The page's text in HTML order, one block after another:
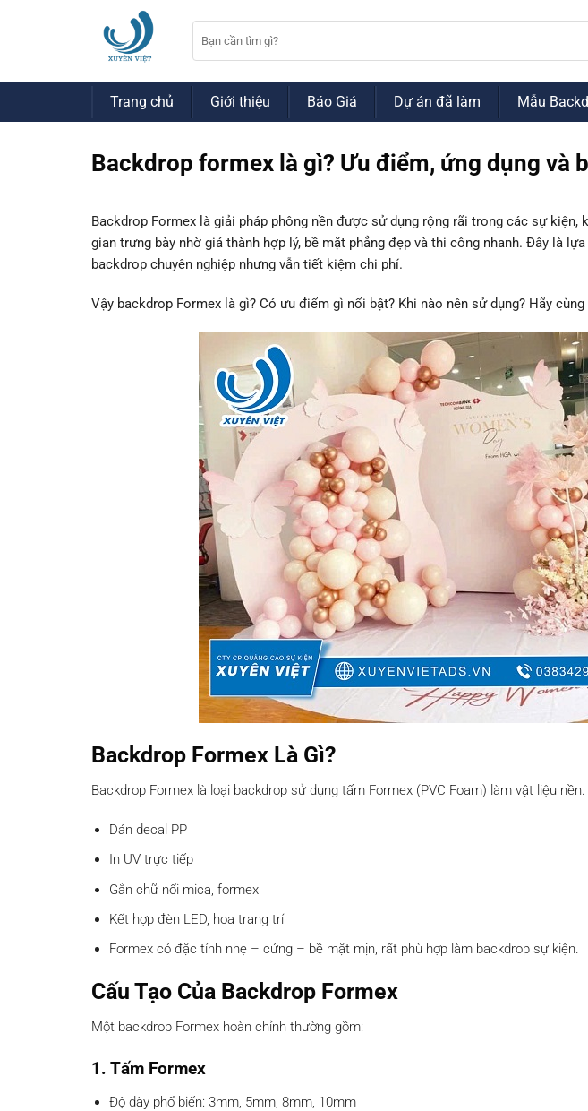
Trang chủ Giới thiệu Báo Giá Dự án đã làm Mẫu
Backdrop formex là gì? Ưu điểm, ứng dụng và
Backdrop Formex là giải pháp phông nền được sử dụng rộng rãi trong các sự kiện,
gian trưng bày nhờ giá thành hợp lý, bề mặt phẳng đẹp và thi công nhanh. Đây là
backdrop chuyên nghiệp nhưng vẫn tiết kiệm chi phí.
Vậy backdrop Formex là gì? Có ưu điểm gì nổi bật? Khi nào nên sử dụng? Hãy
Backdrop Formex Là Gì?
Backdrop Formex là loại backdrop sử dụng tấm Formex (PVC Foam) làm vật liệu
Dán decal PP
In UV trực tiếp
Gắn chữ nổi mica, formex
Kết hợp đèn LED, hoa trang trí
Formex có đặc tính nhẹ – cứng – bề mặt mịn, rất phù hợp làm backdrop sự kiện.
Cấu Tạo Của Backdrop Formex
Một backdrop Formex hoàn chỉnh thường gồm:
1. Tấm Formex
Độ dày phổ biến: 3mm, 5mm, 8mm, 10mm